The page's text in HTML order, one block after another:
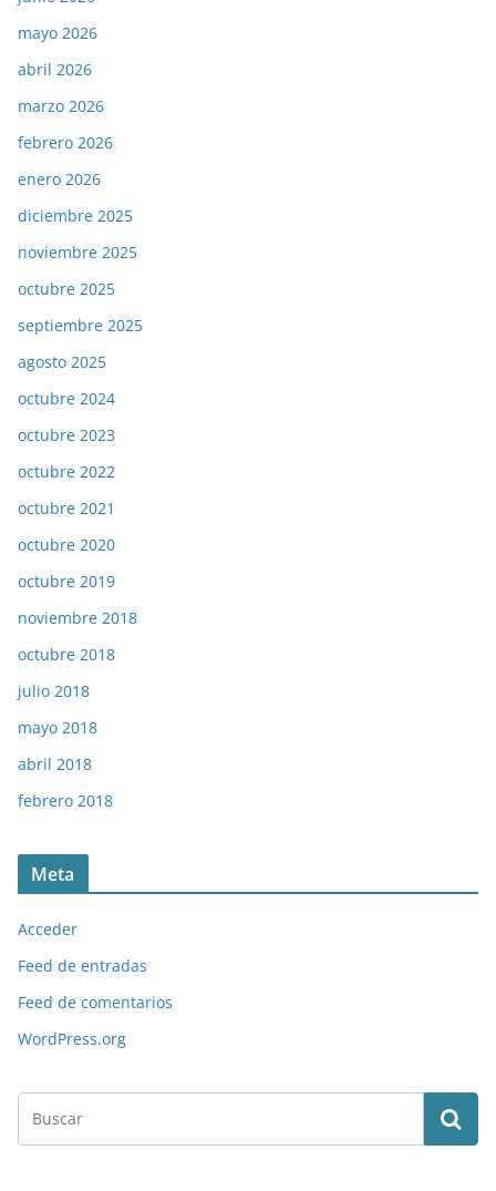
mayo 2026
abril 2026
marzo 2026
febrero 2026
enero 2026
diciembre 2025
noviembre 2025
octubre 2025
septiembre 2025
agosto 2025
octubre 2024
octubre 2023
octubre 2022
octubre 2021
octubre 2020
octubre 2019
noviembre 2018
octubre 2018
julio 2018
mayo 2018
abril 2018
febrero 2018
Meta
Acceder
Feed de entradas
Feed de comentarios
WordPress.org